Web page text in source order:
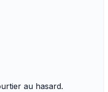
au hasard.